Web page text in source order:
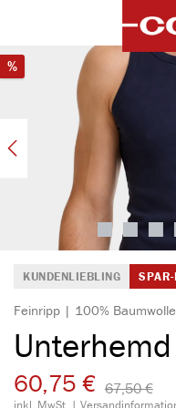
Bildergalerie überspringen
%Rabatt
KUNDENLIEBLING
Feinripp | 100% Baumwolle
60,75 € 67,50 €​
inkl. MwSt. |